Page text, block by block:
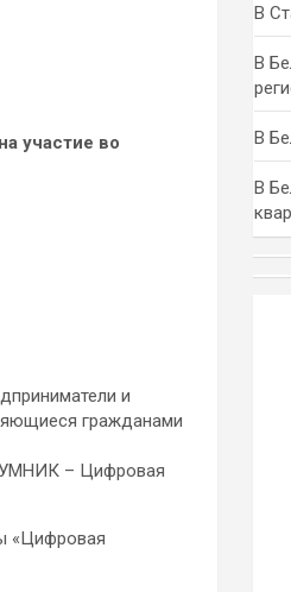
участие во
и
гражданами
– Цифровая
«Цифровая
В
В
В
В